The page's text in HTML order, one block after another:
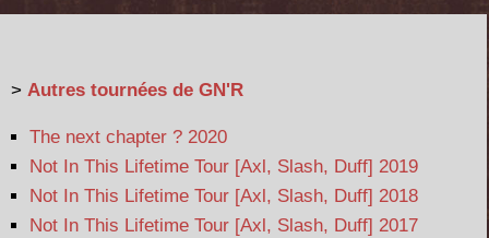
> Autres tournées de GN'R
The next chapter ? 2020
Not In This Lifetime Tour [Axl, Slash, Duff] 2019
Not In This Lifetime Tour [Axl, Slash, Duff] 2018
Not In This Lifetime Tour [Axl, Slash, Duff] 2017